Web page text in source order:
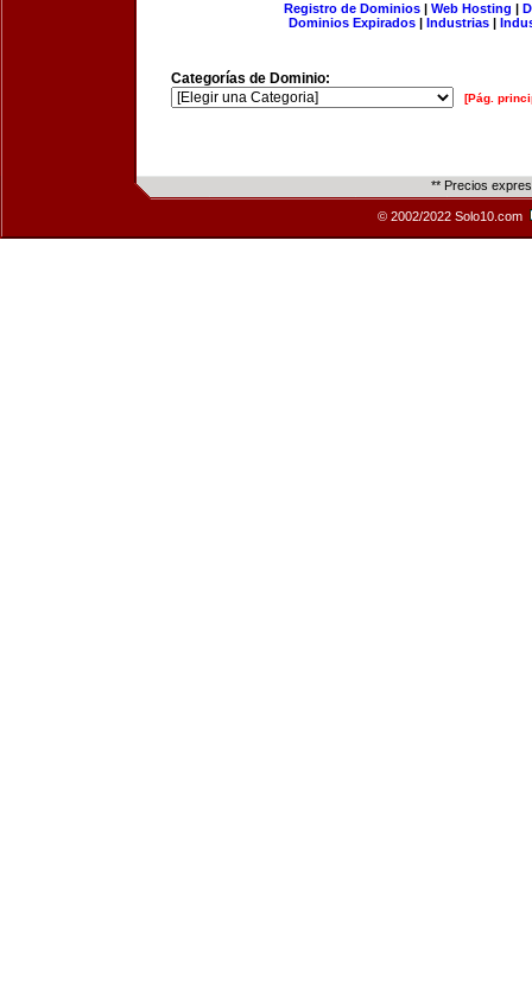
Registro de Dominios| Web Hosting |
Dominios Expirados | Industrias |
Categorías de Dominio:
[Pág.
** Precios
© 2002/2022 Solo10.com